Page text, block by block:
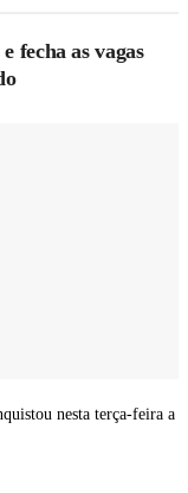
fecha as vagas
nesta terça-feira a